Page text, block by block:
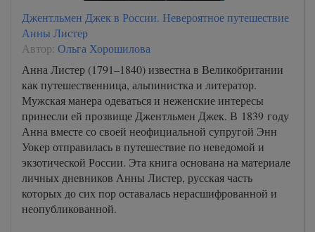
Джентльмен Джек в России. Невероятное путешествие
Анны Листер
Автор: Ольга Хорошилова
Анна Листер (1791–1840) известна в Великобритании
как путешественница, альпинистка и литератор.
Мужская манера одеваться и неженские интересы
принесли ей прозвище Джентльмен Джек. В 1839 году
Анна вместе со своей неофициальной супругой Энн
Уокер отправилась в путешествие по неведомой и
экзотической России. Эта книга основана на материале
личных дневников Анны Листер, русская часть
которых до сих пор оставалась нерасшифрованной и
неопубликованной.